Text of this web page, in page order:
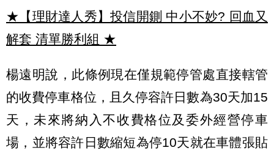
★【理財達人秀】投信開鍘 中小不妙? 回血又
解套 清單勝利組 ★
楊遠明說，此條例現在僅規範停管處直接轄管
的收費停車格位，且久停容許日數為30天加15
天，未來將納入不收費格位及委外經營停車
場，並將容許日數縮短為停10天就在車體張貼